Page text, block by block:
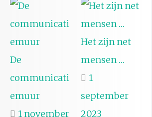
De
communicati
emuur
1 november
Het zijn net
mensen …
1
september
2023